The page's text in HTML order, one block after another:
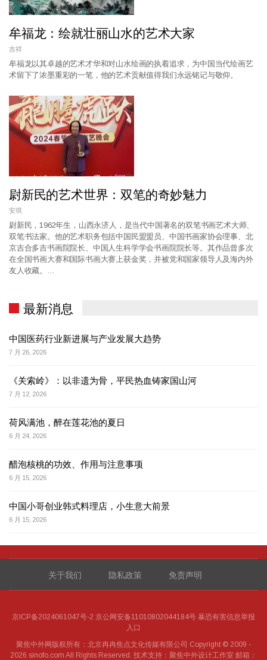
牟福龙：绘就壮丽山水的艺术大家
吉祥
牟福龙以其卓越的艺术才华和对山水绘画的执着追求，为中国当代绘画艺
术留下了浓墨重彩的一笔，他的艺术贡献值得我们永远铭记与敬仰。
尉新民的艺术世界：双笔的奇妙魅力
安琪
尉新民，1962年生，山西永济人，是当代中国著名的双笔书画艺术大师、
双笔书法家。他的艺术职务包括中国民盟盟员、中国书画家协会理事、北
京吉合多吉书画院院长、中国人生科学学会书画院院长等。其作品曾多次
在全国书画大赛和国际书画大赛上获金奖，并被党和国家领导人及海内外
友人收藏。…
最新消息
中国医药行业新进展与产业发展大趋势
7 月 26, 2026
《关索岭》：以非遗为骨，平民热血铸家国山河
7 月 12, 2026
荷风满池，醉在莲花池的夏日
6 月 24, 2026
醋泡核桃的功效、作用与注意事项
6 月 15, 2026
中国小哥创业韩式料理店，小生意大前景
6 月 15, 2026
关于我们 隐私政策 免责声明
京ICP备2024061047号-2 京公网安备11010802044184号 暴恐有害信息举报
入口
聚焦中外网 版权所有：北京冉冉焦点文化传媒有限公司 Copyright © 2009 -
2026 sinofo.com All Rights Reserved. 技术支持：聚焦中外设计工作室 邮箱：